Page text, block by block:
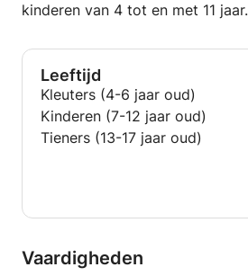
kinderen van 4 tot en met 11 jaar.
Leeftijd
Kleuters (4-6 jaar oud)
Kinderen (7-12 jaar oud)
Tieners (13-17 jaar oud)
Vaardigheden